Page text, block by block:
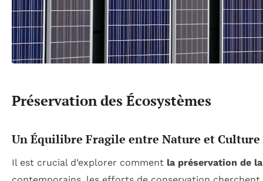
Préservation des Écosystèmes
Un Équilibre Fragile entre Nature et Culture
Il est crucial d’explorer comment la préservation de